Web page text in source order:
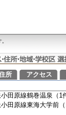
所 アクセス